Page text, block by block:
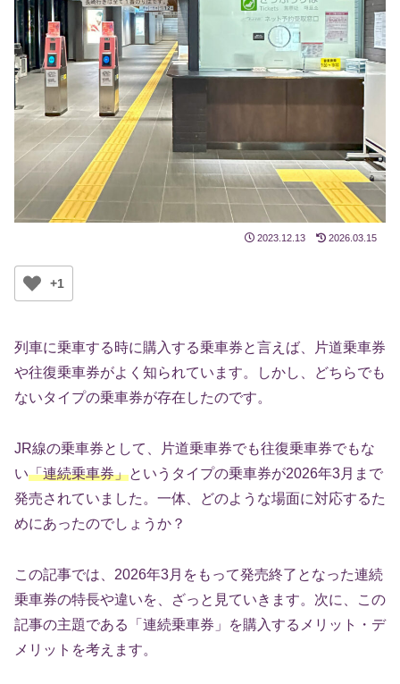
2023.12.13 2026.03.15
+1
列車に乗車する時に購入する乗車券と言えば、片道乗車券
や往復乗車券がよく知られています。しかし、どちらでも
ないタイプの乗車券が存在したのです。
JR線の乗車券として、片道乗車券でも往復乗車券でもな
い「連続乗車券」というタイプの乗車券が2026年3月まで
発売されていました。一体、どのような場面に対応するた
めにあったのでしょうか？
この記事では、2026年3月をもって発売終了となった連続
乗車券の特長や違いを、ざっと見ていきます。次に、この
記事の主題である「連続乗車券」を購入するメリット・デ
メリットを考えます。